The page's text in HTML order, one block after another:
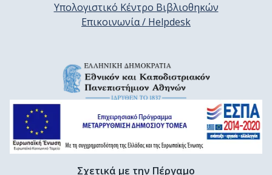
Υπολογιστικό Κέντρο Βιβλιοθηκών
Επικοινωνία / Helpdesk
Σχετικά με την Πέργαμο